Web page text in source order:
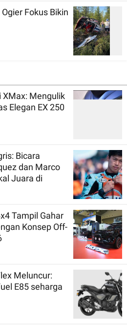
Fokus Bikin
XMax: Mengulik
Elegan EX 250
Bicara
dan Marco
Juara di
Tampil Gahar
Konsep Off-
Meluncur:
E85 seharga